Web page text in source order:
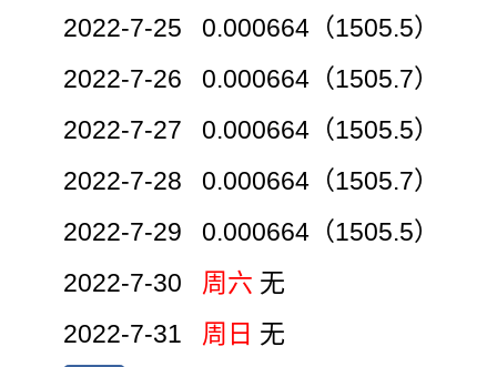
2022-7-25 0.000664（1505.5）
2022-7-26 0.000664（1505.7）
2022-7-27 0.000664（1505.5）
2022-7-28 0.000664（1505.7）
2022-7-29 0.000664（1505.5）
2022-7-30 周六 无
2022-7-31 周日 无